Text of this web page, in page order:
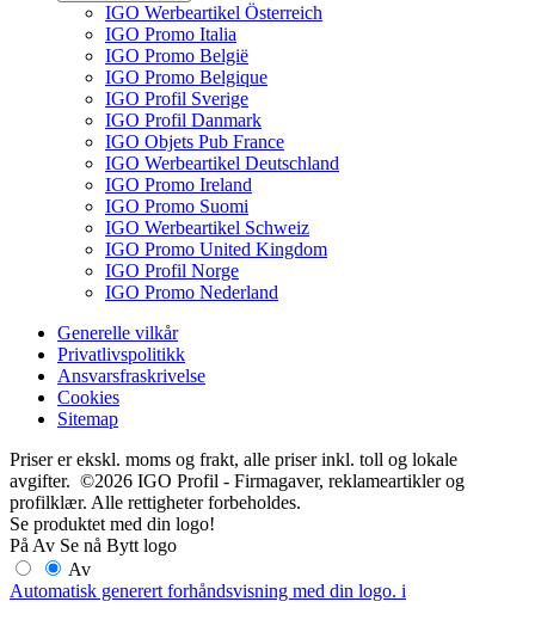
IGO Werbeartikel Österreich
IGO Promo Italia
IGO Promo België
IGO Promo Belgique
IGO Profil Sverige
IGO Profil Danmark
IGO Objets Pub France
IGO Werbeartikel Deutschland
IGO Promo Ireland
IGO Promo Suomi
IGO Werbeartikel Schweiz
IGO Promo United Kingdom
IGO Profil Norge
IGO Promo Nederland
Generelle vilkår
Privatlivspolitikk
Ansvarsfraskrivelse
Cookies
Sitemap
Priser er ekskl. moms og frakt, alle priser inkl. toll og lokale
avgifter. ©2026 IGO Profil - Firmagaver, reklameartikler og
profilklær. Alle rettigheter forbeholdes.
Se produktet med din logo!
På Av Se nå Bytt logo
Av
Automatisk generert forhåndsvisning med din logo. i